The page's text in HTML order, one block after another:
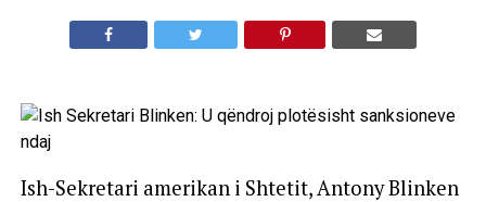
Ish-Sekretari amerikan i Shtetit, Antony Blinken